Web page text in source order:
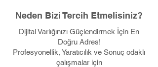
Neden Bizi Tercih Etmelisiniz?
Dijital Varlığınızı Güçlendirmek İçin En
Doğru Adres!
Profesyonellik, Yaratıcılık ve Sonuç odaklı
çalışmalar için